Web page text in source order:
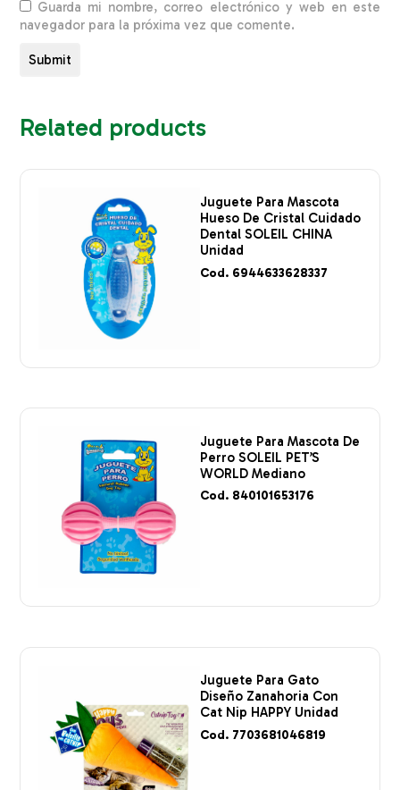
Guarda mi nombre, correo electrónico y web en este
navegador para la próxima vez que comente.
Related products
Juguete Para Mascota
Hueso De Cristal Cuidado
Dental SOLEIL CHINA
Unidad
Cod. 6944633628337
Juguete Para Mascota De
Perro SOLEIL PET’S
WORLD Mediano
Cod. 840101653176
Juguete Para Gato
Diseño Zanahoria Con
Cat Nip HAPPY Unidad
Cod. 7703681046819